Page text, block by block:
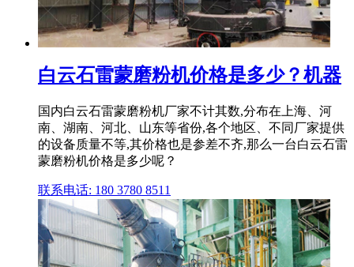
白云石雷蒙磨粉机价格是多少？机器
国内白云石雷蒙磨粉机厂家不计其数,分布在上海、河
南、湖南、河北、山东等省份,各个地区、不同厂家提供
的设备质量不等,其价格也是参差不齐,那么一台白云石雷
蒙磨粉机价格是多少呢？
联系电话: 180 3780 8511